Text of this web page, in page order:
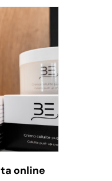
online